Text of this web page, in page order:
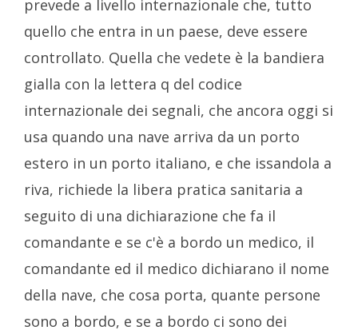
prevede a livello internazionale che, tutto
quello che entra in un paese, deve essere
controllato. Quella che vedete è la bandiera
gialla con la lettera q del codice
internazionale dei segnali, che ancora oggi si
usa quando una nave arriva da un porto
estero in un porto italiano, e che issandola a
riva, richiede la libera pratica sanitaria a
seguito di una dichiarazione che fa il
comandante e se c'è a bordo un medico, il
comandante ed il medico dichiarano il nome
della nave, che cosa porta, quante persone
sono a bordo, e se a bordo ci sono dei